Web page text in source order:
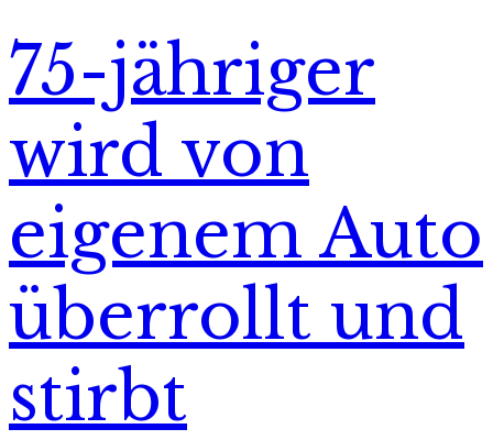
75-jähriger
wird von
eigenem Auto
überrollt und
stirbt